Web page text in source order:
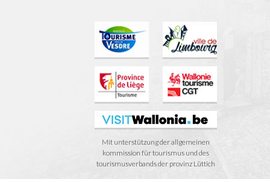
Mit unterstützung der allgemeinen
kommission für tourismus und des
tourismusverbands der provinz Lüttich